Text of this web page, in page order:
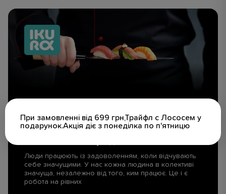
При замовленні від 699 грн,Трайфл с Лососем у
подарунок.Акція діє з понеділка по п'ятницю
СТАНЬ ЧАСТИНОЮ
Люди працюють із задоволенням, коли відчувають
себе значущими. У нас кожна людина в колективі
значуща, незалежно від того, ким працює. Це і є
робота на рівних